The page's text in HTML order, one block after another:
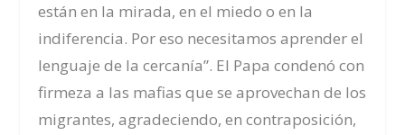
están en la mirada, en el miedo o en la
indiferencia. Por eso necesitamos aprender el
lenguaje de la cercanía”. El Papa condenó con
firmeza a las mafias que se aprovechan de los
migrantes, agradeciendo, en contraposición,